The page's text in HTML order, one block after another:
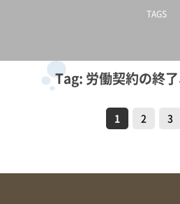
TAGS
Tag: 労働契約の終
1 2 3